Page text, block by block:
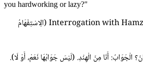
you hardworking or lazy?"
Interrogation with Hamzah for Specification (الِاسْتِفْهَامُ
الْجَوَابُ: أَنَا مِنَ الْهِنْدِ. (لَيْسَ جَوَابُهَا نَعَمْ، أَوْ لَا).